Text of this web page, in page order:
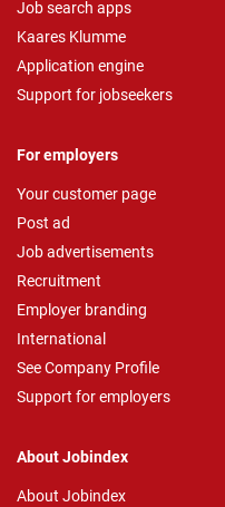
Job search apps
Kaares Klumme
Application engine
Support for jobseekers
For employers
Your customer page
Post ad
Job advertisements
Recruitment
Employer branding
International
See Company Profile
Support for employers
About Jobindex
About Jobindex